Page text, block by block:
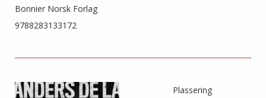
Bonnier Norsk Forlag
9788283133172
Plassering